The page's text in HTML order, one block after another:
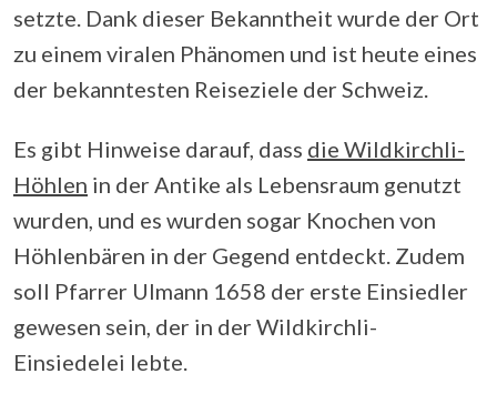
setzte. Dank dieser Bekanntheit wurde der Ort
zu einem viralen Phänomen und ist heute eines
der bekanntesten Reiseziele der Schweiz.
Es gibt Hinweise darauf, dass die Wildkirchli-
Höhlen in der Antike als Lebensraum genutzt
wurden, und es wurden sogar Knochen von
Höhlenbären in der Gegend entdeckt. Zudem
soll Pfarrer Ulmann 1658 der erste Einsiedler
gewesen sein, der in der Wildkirchli-
Einsiedelei lebte.